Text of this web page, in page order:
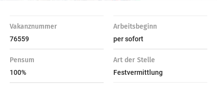
Vakanznummer
76559
Arbeitsbeginn
per sofort
Pensum
100%
Art der Stelle
Festvermittlung